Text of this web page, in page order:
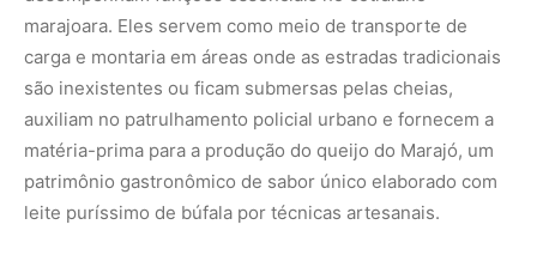
oportunidade de acompanhar os peões marajoaras na
condução das manadas pelos campos alagados,
observando de perto a habilidade dos búfalos em nadar
de um pasto para outro em busca de vegetação fresca.
Esse modelo de ecoturismo valoriza o trabalho do
homem do campo e incentiva a manutenção das
pastagens nativas, contrapondo-se aos modelos de
pecuária intensiva que exigem o desmatamento ou a